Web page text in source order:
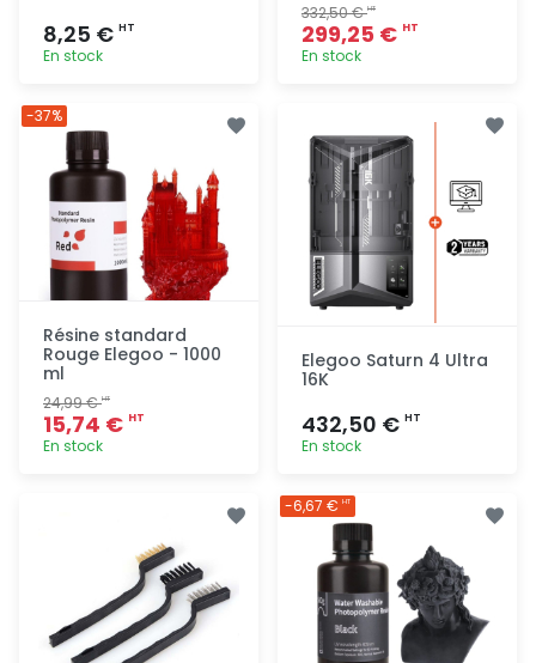
8,25 € HT
En stock
332,50 €HT
299,25 € HT
En stock
rapide
Résine standard
Rouge Elegoo - 1000
ml
24,99 €HT
15,74 € HT
En stock
-37%
Elegoo Saturn 4 Ultra
16K
432,50 € HT
En stock
-6,67 € HT